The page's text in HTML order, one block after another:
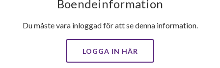
Boendeinformation
Du måste vara inloggad för att se denna information.
LOGGA IN HÄR